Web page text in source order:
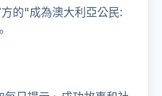
的"成為澳大利亞公民: